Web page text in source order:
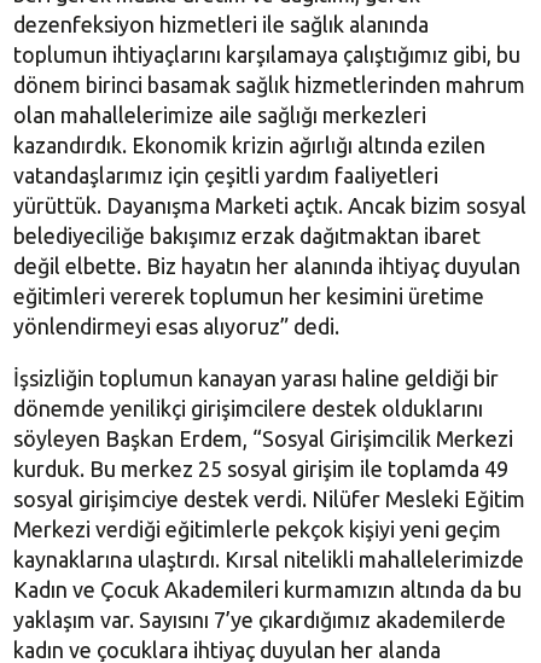
dezenfeksiyon hizmetleri ile sağlık alanında
toplumun ihtiyaçlarını karşılamaya çalıştığımız gibi, bu
dönem birinci basamak sağlık hizmetlerinden mahrum
olan mahallelerimize aile sağlığı merkezleri
kazandırdık. Ekonomik krizin ağırlığı altında ezilen
vatandaşlarımız için çeşitli yardım faaliyetleri
yürüttük. Dayanışma Marketi açtık. Ancak bizim sosyal
belediyeciliğe bakışımız erzak dağıtmaktan ibaret
değil elbette. Biz hayatın her alanında ihtiyaç duyulan
eğitimleri vererek toplumun her kesimini üretime
yönlendirmeyi esas alıyoruz” dedi.
İşsizliğin toplumun kanayan yarası haline geldiği bir
dönemde yenilikçi girişimcilere destek olduklarını
söyleyen Başkan Erdem, “Sosyal Girişimcilik Merkezi
kurduk. Bu merkez 25 sosyal girişim ile toplamda 49
sosyal girişimciye destek verdi. Nilüfer Mesleki Eğitim
Merkezi verdiği eğitimlerle pekçok kişiyi yeni geçim
kaynaklarına ulaştırdı. Kırsal nitelikli mahallelerimizde
Kadın ve Çocuk Akademileri kurmamızın altında da bu
yaklaşım var. Sayısını 7’ye çıkardığımız akademilerde
kadın ve çocuklara ihtiyaç duyulan her alanda